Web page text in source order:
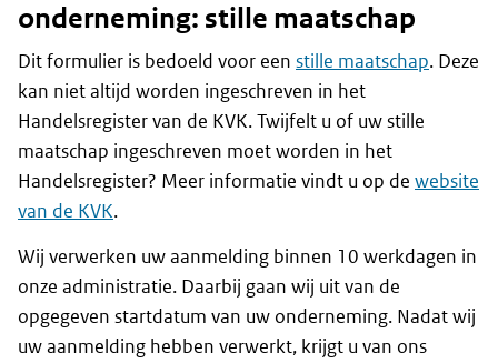
onderneming: stille maatschap
Dit formulier is bedoeld voor een stille maatschap. Deze
kan niet altijd worden ingeschreven in het
Handelsregister van de KVK. Twijfelt u of uw stille
maatschap ingeschreven moet worden in het
Handelsregister? Meer informatie vindt u op de website
van de KVK.
Wij verwerken uw aanmelding binnen 10 werkdagen in
onze administratie. Daarbij gaan wij uit van de
opgegeven startdatum van uw onderneming. Nadat wij
uw aanmelding hebben verwerkt, krijgt u van ons